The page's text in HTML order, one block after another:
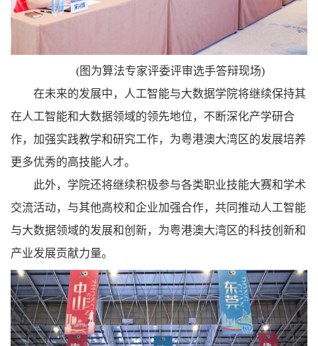
(图为算法专家评委评审选手答辩现场)
在未来的发展中，人工智能与大数据学院将继续保持其
在人工智能和大数据领域的领先地位，不断深化产学研合
作，加强实践教学和研究工作，为粤港澳大湾区的发展培养
更多优秀的高技能人才。
此外，学院还将继续积极参与各类职业技能大赛和学术
交流活动，与其他高校和企业加强合作，共同推动人工智能
与大数据领域的发展和创新，为粤港澳大湾区的科技创新和
产业发展贡献力量。